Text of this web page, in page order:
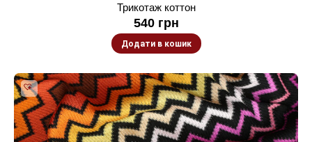
Трикотаж коттон
540 грн
Додати в кошик